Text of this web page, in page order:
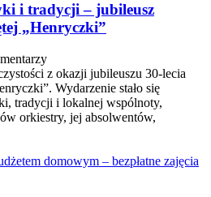
i tradycji – jubileusz
„Henryczki”
z okazji jubileuszu 30-lecia
Wydarzenie stało się
tradycji i lokalnej wspólnoty,
orkiestry, jej absolwentów,